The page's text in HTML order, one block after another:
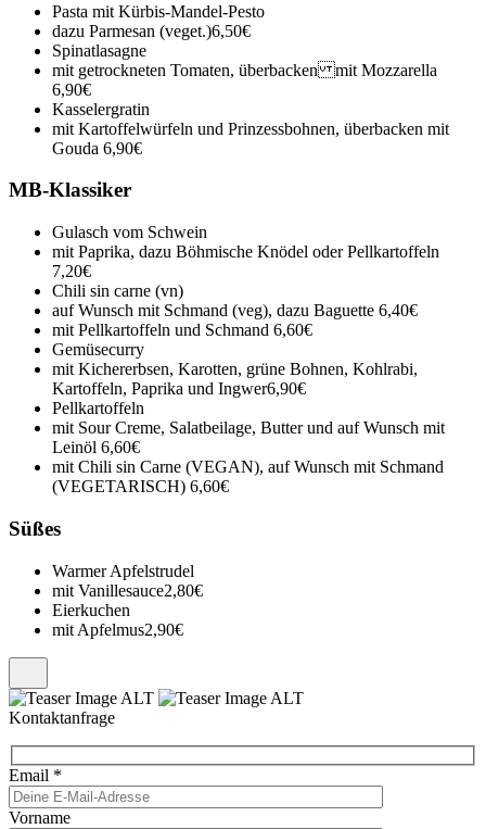
Pasta mit Kürbis-Mandel-Pesto
dazu Parmesan (veget.)6,50€
Spinatlasagne
mit getrockneten Tomaten, überbacken mit Mozzarella
6,90€
Kasselergratin
mit Kartoffelwürfeln und Prinzessbohnen, überbacken mit
Gouda 6,90€
MB-Klassiker
Gulasch vom Schwein
mit Paprika, dazu Böhmische Knödel oder Pellkartoffeln
7,20€
Chili sin carne (vn)
auf Wunsch mit Schmand (veg), dazu Baguette 6,40€
mit Pellkartoffeln und Schmand 6,60€
Gemüsecurry
mit Kichererbsen, Karotten, grüne Bohnen, Kohlrabi,
Kartoffeln, Paprika und Ingwer6,90€
Pellkartoffeln
mit Sour Creme, Salatbeilage, Butter und auf Wunsch mit
Leinöl 6,60€
mit Chili sin Carne (VEGAN), auf Wunsch mit Schmand
(VEGETARISCH) 6,60€
Süßes
Warmer Apfelstrudel
mit Vanillesauce2,80€
Eierkuchen
mit Apfelmus2,90€
Kontaktanfrage
Email *
Vorname